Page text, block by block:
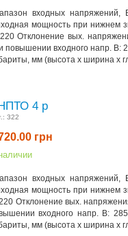
входных напряжений,
мощность при нижнем
Отклонение вых.
повышении входного напр. В:
мм (высота x ширина x
4 р
322
грн
входных напряжений,
мощность при нижнем
Отклонение вых.
входного напр. В:
мм (высота x ширина x